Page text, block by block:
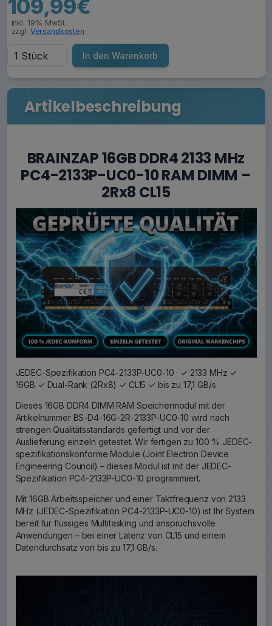
109,99€
inkl. 19% MwSt.
zzgl. Versandkosten
In den Warenkorb
Artikelbeschreibung
BRAINZAP 16GB DDR4 2133 MHz
PC4-2133P-UC0-10 RAM DIMM –
2Rx8 CL15
JEDEC-Spezifikation PC4-2133P-UC0-10 · ✓ 2133 MHz ✓
16GB ✓ Dual-Rank (2Rx8) ✓ CL15 ✓ bis zu 17,1 GB/s
Dieses 16GB DDR4 DIMM RAM Speichermodul mit der
Artikelnummer BS-D4-16G-2R-2133P-UC0-10 wird nach
strengen Qualitätsstandards gefertigt und vor der
Auslieferung einzeln getestet. Wir fertigen zu 100 % JEDEC-
spezifikationskonforme Module (Joint Electron Device
Engineering Council) – dieses Modul ist mit der JEDEC-
Spezifikation PC4-2133P-UC0-10 programmiert.
Mit 16GB Arbeitsspeicher und einer Taktfrequenz von 2133
MHz (JEDEC-Spezifikation PC4-2133P-UC0-10) ist Ihr System
bereit für flüssiges Multitasking und anspruchsvolle
Anwendungen – bei einer Latenz von CL15 und einem
Datendurchsatz von bis zu 17,1 GB/s.